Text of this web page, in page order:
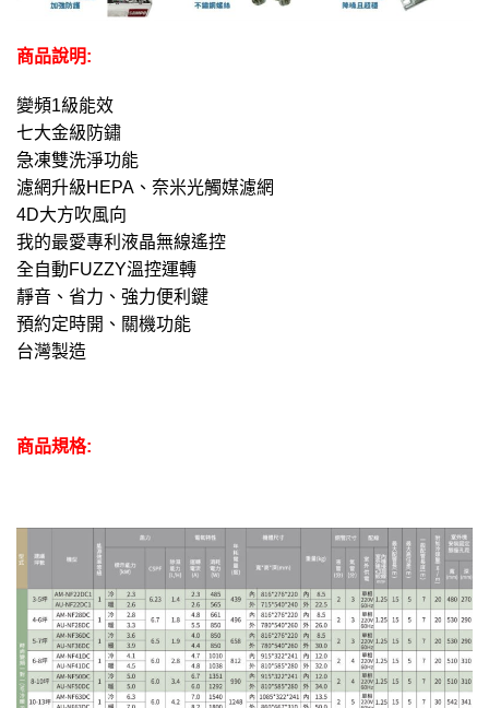
商品說明:
變頻1級能效
七大金級防鏽
急凍雙洗淨功能
濾網升級HEPA、奈米光觸媒濾網
4D大方吹風向
我的最愛專利液晶無線遙控
全自動FUZZY溫控運轉
靜音、省力、強力便利鍵
預約定時開、關機功能
台灣製造
商品規格: